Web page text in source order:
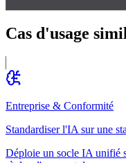
Cas d'usage
Entreprise & Conformité
Standardiser l'IA sur une
Déploie un socle IA unifié